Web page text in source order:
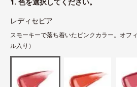
レディセピア
スモーキーで落ち着いたピンクカラー。オフ
ル入り）